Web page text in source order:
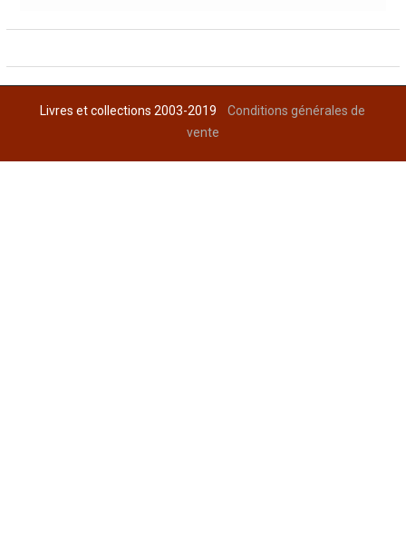
Livres et collections 2003-2019Conditions générales de
vente